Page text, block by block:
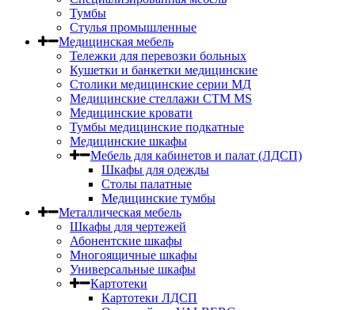
Тумбы
Стулья промышленные
Медицинская мебель
Тележки для перевозки больных
Кушетки и банкетки медицинские
Столики медицинские серии МД
Медицинские стеллажи СТМ MS
Медицинские кровати
Тумбы медицинские подкатные
Медицинские шкафы
Мебель для кабинетов и палат (ЛДСП)
Шкафы для одежды
Столы палатные
Медицинские тумбы
Металлическая мебель
Шкафы для чертежей
Абонентские шкафы
Многоящичные шкафы
Универсальные шкафы
Картотеки
Картотеки ЛДСП